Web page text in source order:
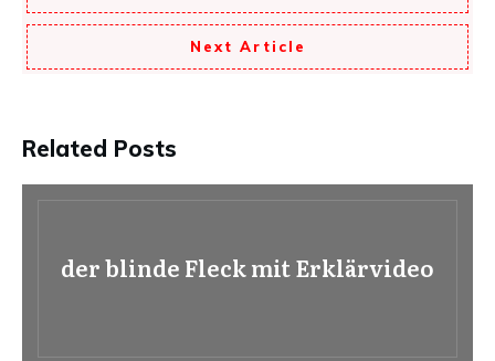
Next Article
Related Posts
der blinde Fleck mit Erklärvideo